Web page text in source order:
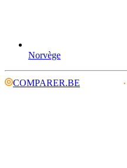
Norvège
COMPARER.BE